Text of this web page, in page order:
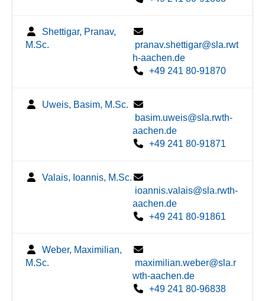
Shettigar, Pranav,
M.Sc.
pranav.shettigar@sla.rwt
h-aachen.de
+49 241 80-91870
Uweis, Basim, M.Sc.
basim.uweis@sla.rwth-
aachen.de
+49 241 80-91871
Valais, Ioannis, M.Sc.
ioannis.valais@sla.rwth-
aachen.de
+49 241 80-91861
Weber, Maximilian,
M.Sc.
maximilian.weber@sla.r
wth-aachen.de
+49 241 80-96838